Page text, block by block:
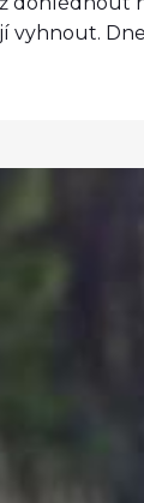
vyhnout.